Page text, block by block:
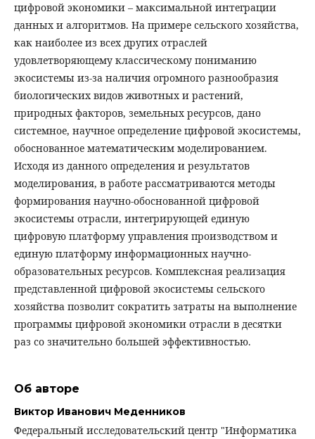
цифровой экономики – максимальной интеграции
данных и алгоритмов. На примере сельского хозяйства,
как наиболее из всех других отраслей
удовлетворяющему классическому пониманию
экосистемы из-за наличия огромного разнообразия
биологических видов животных и растений,
природных факторов, земельных ресурсов, дано
системное, научное определение цифровой экосистемы,
обоснованное математическим моделированием.
Исходя из данного определения и результатов
моделирования, в работе рассматриваются методы
формирования научно-обоснованной цифровой
экосистемы отрасли, интегрирующей единую
цифровую платформу управления производством и
единую платформу информационных научно-
образовательных ресурсов. Комплексная реализация
представленной цифровой экосистемы сельского
хозяйства позволит сократить затраты на выполнение
программы цифровой экономики отрасли в десятки
раз со значительно большей эффективностью.
Об авторе
Виктор Иванович Меденников
Федеральный исследовательский центр "Информатика